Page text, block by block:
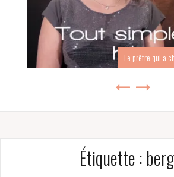
Le prêtre qui a
Étiquette :